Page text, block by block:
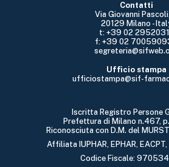
Contatti
Via Giovanni
20129 Milano -
t: +39 02
f: +39 02
Ufficio stampa
ufficiostampa@sif-
Iscritta Registro Persone
Prefettura di Milano n.467,
Riconosciuta con D.M. del
Affiliata IUPHAR, EPHAR, EACPT,
Codice Fiscale: